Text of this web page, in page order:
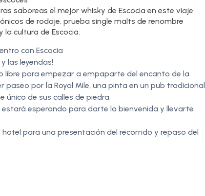
saboreas el mejor whisky de Escocia en este viaje
de rodaje, prueba single malts de renombre
cultura de Escocia.
con Escocia
las leyendas!
libre para empezar a empaparte del encanto de la
por la Royal Mile, una pinta en un pub tradicional
de sus calles de piedra.
esperando para darte la bienvenida y llevarte
para una presentación del recorrido y repaso del